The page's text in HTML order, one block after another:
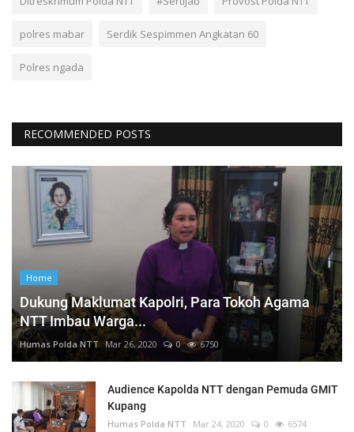
polres mabar Serdik Sespimmen Angkatan 60
Polres ngada
RECOMMENDED POSTS
Home
Dukung Maklumat Kapolri, Para Tokoh Agama
NTT Imbau Warga...
Humas Polda NTT Mar 26, 2020 0 6750
Audience Kapolda NTT dengan Pemuda GMIT
Kupang
Humas Polda NTT Mar 24, 2020 0 6574